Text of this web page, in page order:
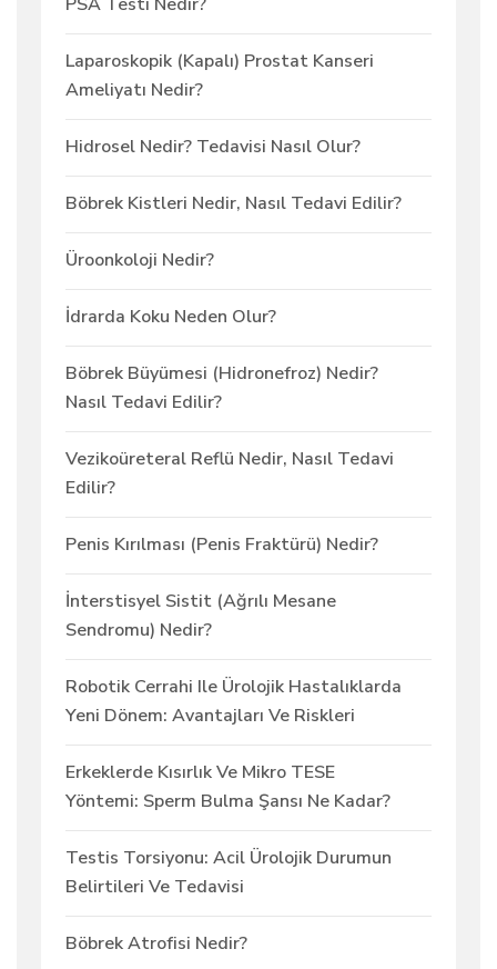
Laparoskopik (Kapalı) Prostat Kanseri
Ameliyatı Nedir?
Hidrosel Nedir? Tedavisi Nasıl Olur?
Böbrek Kistleri Nedir, Nasıl Tedavi Edilir?
Üroonkoloji Nedir?
İdrarda Koku Neden Olur?
Böbrek Büyümesi (Hidronefroz) Nedir?
Nasıl Tedavi Edilir?
Vezikoüreteral Reflü Nedir, Nasıl Tedavi
Edilir?
Penis Kırılması (Penis Fraktürü) Nedir?
İnterstisyel Sistit (Ağrılı Mesane
Sendromu) Nedir?
Robotik Cerrahi Ile Ürolojik Hastalıklarda
Yeni Dönem: Avantajları Ve Riskleri
Erkeklerde Kısırlık Ve Mikro TESE
Yöntemi: Sperm Bulma Şansı Ne Kadar?
Testis Torsiyonu: Acil Ürolojik Durumun
Belirtileri Ve Tedavisi
Böbrek Atrofisi Nedir?